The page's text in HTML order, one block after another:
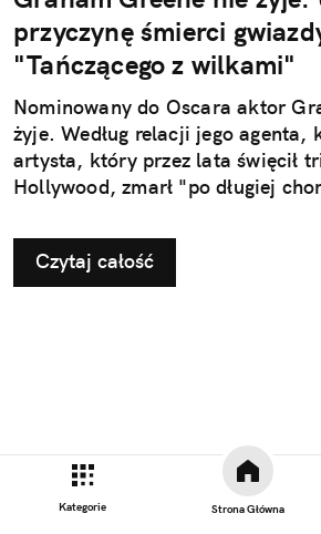
Kategorie Strona Główna
przyczynę śmierci
"Tańczącego z wilkami"
Nominowany do Oscara aktor
żyje. Według relacji jego agenta,
artysta, który przez lata święcił
Hollywood, zmarł "po długiej
Czytaj całość